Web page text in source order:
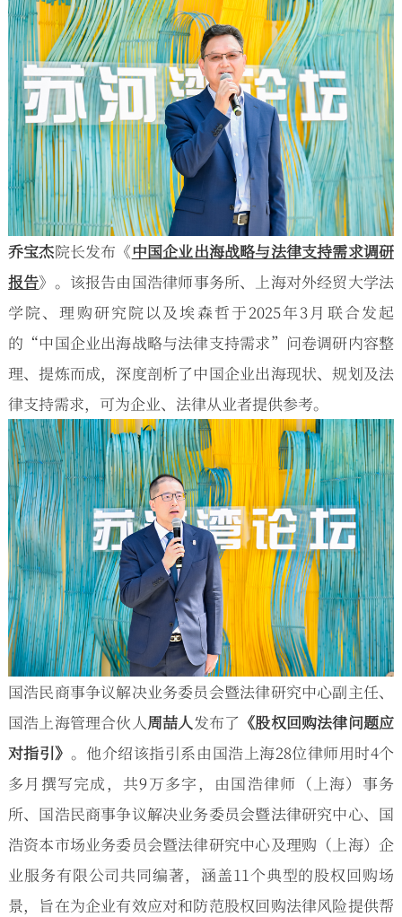
乔宝杰院长发布《中国企业出海战略与法律支持需求调研
报告》。该报告由国浩律师事务所、上海对外经贸大学法
学院、理购研究院以及埃森哲于2025年3月联合发起
的“中国企业出海战略与法律支持需求”问卷调研内容整
理、提炼而成，深度剖析了中国企业出海现状、规划及法
律支持需求，可为企业、法律从业者提供参考。
国浩民商事争议解决业务委员会暨法律研究中心副主任、
国浩上海管理合伙人周喆人发布了 《股权回购法律问题应
对指引》 。他介绍该指引系由国浩上海28位律师用时4个
多月撰写完成，共9万多字，由国浩律师（上海）事务
所、国浩民商事争议解决业务委员会暨法律研究中心、国
浩资本市场业务委员会暨法律研究中心及理购（上海）企
业服务有限公司共同编著，涵盖11个典型的股权回购场
景，旨在为企业有效应对和防范股权回购法律风险提供帮